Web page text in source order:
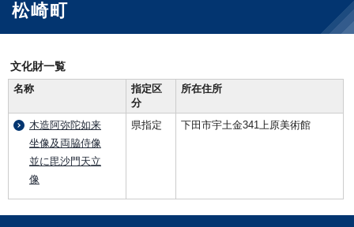
松崎町
文化財一覧
名称
指定区
分
所在住所
木造阿弥陀如来
坐像及両脇侍像
並に毘沙門天立
像
県指定 下田市宇土金341上原美術館